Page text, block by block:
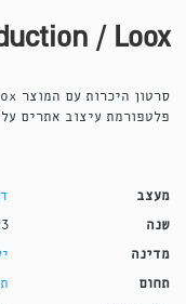
/ Loox
פלטפורמת עיצוב אתרים
מעצב
שנה
מדינה
תחום